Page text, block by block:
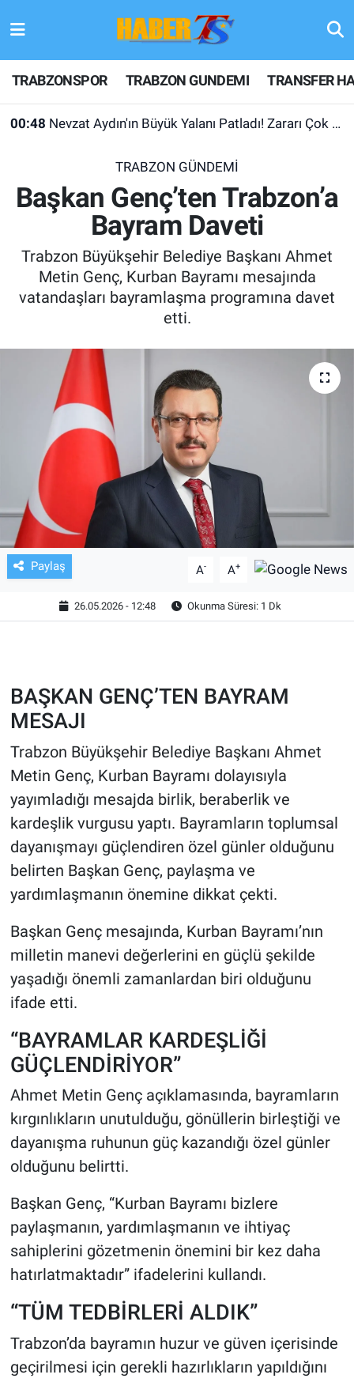
TRABZONSPOR TRABZON GUNDEMI TRANSFER
00:48 Nevzat Aydın'ın Büyük Yalanı Patladı! Zararı Çok Desteği Yok
TRABZON GÜNDEMİ
Başkan Genç’ten Trabzon’a
Bayram Daveti
Trabzon Büyükşehir Belediye Başkanı Ahmet
Metin Genç, Kurban Bayramı mesajında
vatandaşları bayramlaşma programına davet
etti.
Paylaş A- A+
26.05.2026 - 12:48 Okunma Süresi: 1 Dk
BAŞKAN GENÇ’TEN BAYRAM
MESAJI
Trabzon Büyükşehir Belediye Başkanı Ahmet
Metin Genç, Kurban Bayramı dolayısıyla
yayımladığı mesajda birlik, beraberlik ve
kardeşlik vurgusu yaptı. Bayramların toplumsal
dayanışmayı güçlendiren özel günler olduğunu
belirten Başkan Genç, paylaşma ve
yardımlaşmanın önemine dikkat çekti.
Başkan Genç mesajında, Kurban Bayramı’nın
milletin manevi değerlerini en güçlü şekilde
yaşadığı önemli zamanlardan biri olduğunu
ifade etti.
“BAYRAMLAR KARDEŞLİĞİ
GÜÇLENDİRİYOR”
Ahmet Metin Genç açıklamasında, bayramların
kırgınlıkların unutulduğu, gönüllerin birleştiği ve
dayanışma ruhunun güç kazandığı özel günler
olduğunu belirtti.
Başkan Genç, “Kurban Bayramı bizlere
paylaşmanın, yardımlaşmanın ve ihtiyaç
sahiplerini gözetmenin önemini bir kez daha
hatırlatmaktadır” ifadelerini kullandı.
“TÜM TEDBİRLERİ ALDIK”
Trabzon’da bayramın huzur ve güven içerisinde
geçirilmesi için gerekli hazırlıkların yapıldığını
TRABZONSPOR
TRABZON GUNDEMI
KULİS MEYDANI
1461 TRABZON
FUTBOL
TV VE SİNEMA
BASKETBOL
SAĞLIK
GENEL
KÜLTÜR SANAT
EKONOMİ
ÇEVRE
HABERDE İNSAN
POLİTİKA
SPOR
MAGAZİN
Bilim, Teknoloji
Hava Durumu
Trafik Durumu
Son Dakika Haberleri
Haber Arşivi